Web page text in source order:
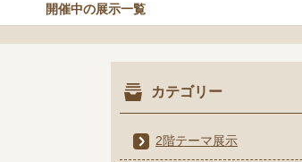
開催中の展示一覧
カテゴリー
2階テーマ展示